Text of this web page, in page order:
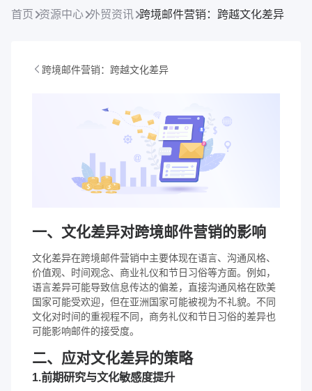
首页 资源中心 外贸资讯 跨境邮件营销：跨越文化差异
跨境邮件营销：跨越文化差异
一、文化差异对跨境邮件营销的影响
文化差异在跨境邮件营销中主要体现在语言、沟通风格、
价值观、时间观念、商业礼仪和节日习俗等方面。例如，
语言差异可能导致信息传达的偏差，直接沟通风格在欧美
国家可能受欢迎，但在亚洲国家可能被视为不礼貌。不同
文化对时间的重视程不同，商务礼仪和节日习俗的差异也
可能影响邮件的接受度。
二、应对文化差异的策略
1.前期研究与文化敏感度提升